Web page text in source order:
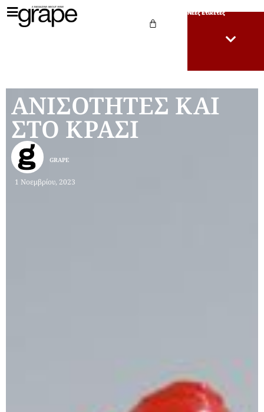
Νέες Ετικέτες
ΑΝΙΣΟΤΗΤΕΣ ΚΑΙ
ΣΤΟ ΚΡΑΣΙ
1 Νοεμβρίου, 2023
GRAPE